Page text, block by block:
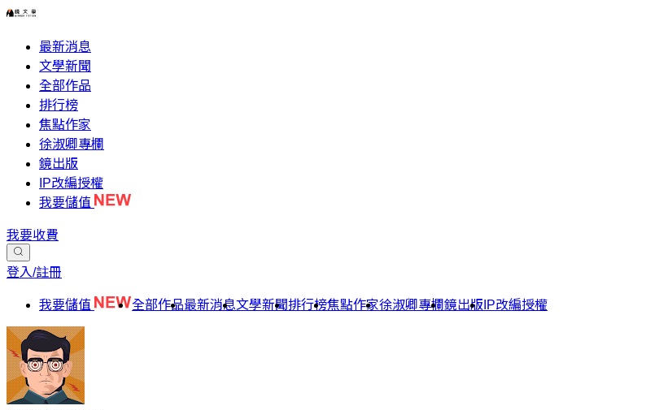
最新消息
文學新聞
全部作品
排行榜
焦點作家
徐淑卿專欄
鏡出版
IP改編授權
我要儲值
我要收費
登入/註冊
我要儲值 全部作品最新消息文學新聞排行榜焦點作家徐淑卿專欄鏡出版 IP改編授權